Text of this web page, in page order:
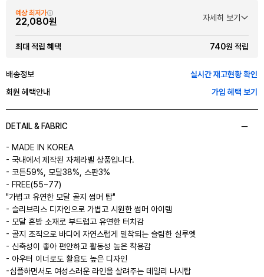
예상 최저가
22,080원 자세히 보기
최대 적립 혜택 740원 적립
배송정보
실시간 재고현황 확인
회원 혜택안내
가입 혜택 보기
DETAIL & FABRIC
- MADE IN KOREA
- 국내에서 제작된 자체라벨 상품입니다.
- 코튼59%, 모달38%, 스판3%
- FREE(55~77)
"가볍고 유연한 모달 골지 썸머 탑"
- 슬리브리스 디자인으로 가볍고 시원한 썸머 아이템
- 모달 혼방 소재로 부드럽고 유연한 터치감
- 골지 조직으로 바디에 자연스럽게 밀착되는 슬림한 실루엣
- 신축성이 좋아 편안하고 활동성 높은 착용감
- 아우터 이너로도 활용도 높은 디자인
-심플하면서도 여성스러운 라인을 살려주는 데일리 나시탑